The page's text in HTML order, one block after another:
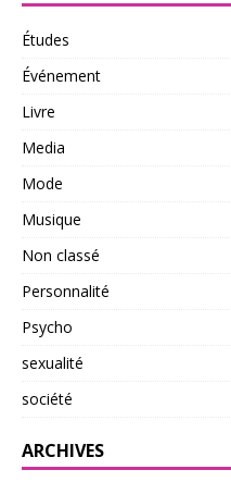
Études
Événement
Livre
Media
Mode
Musique
Non classé
Personnalité
Psycho
sexualité
société
ARCHIVES